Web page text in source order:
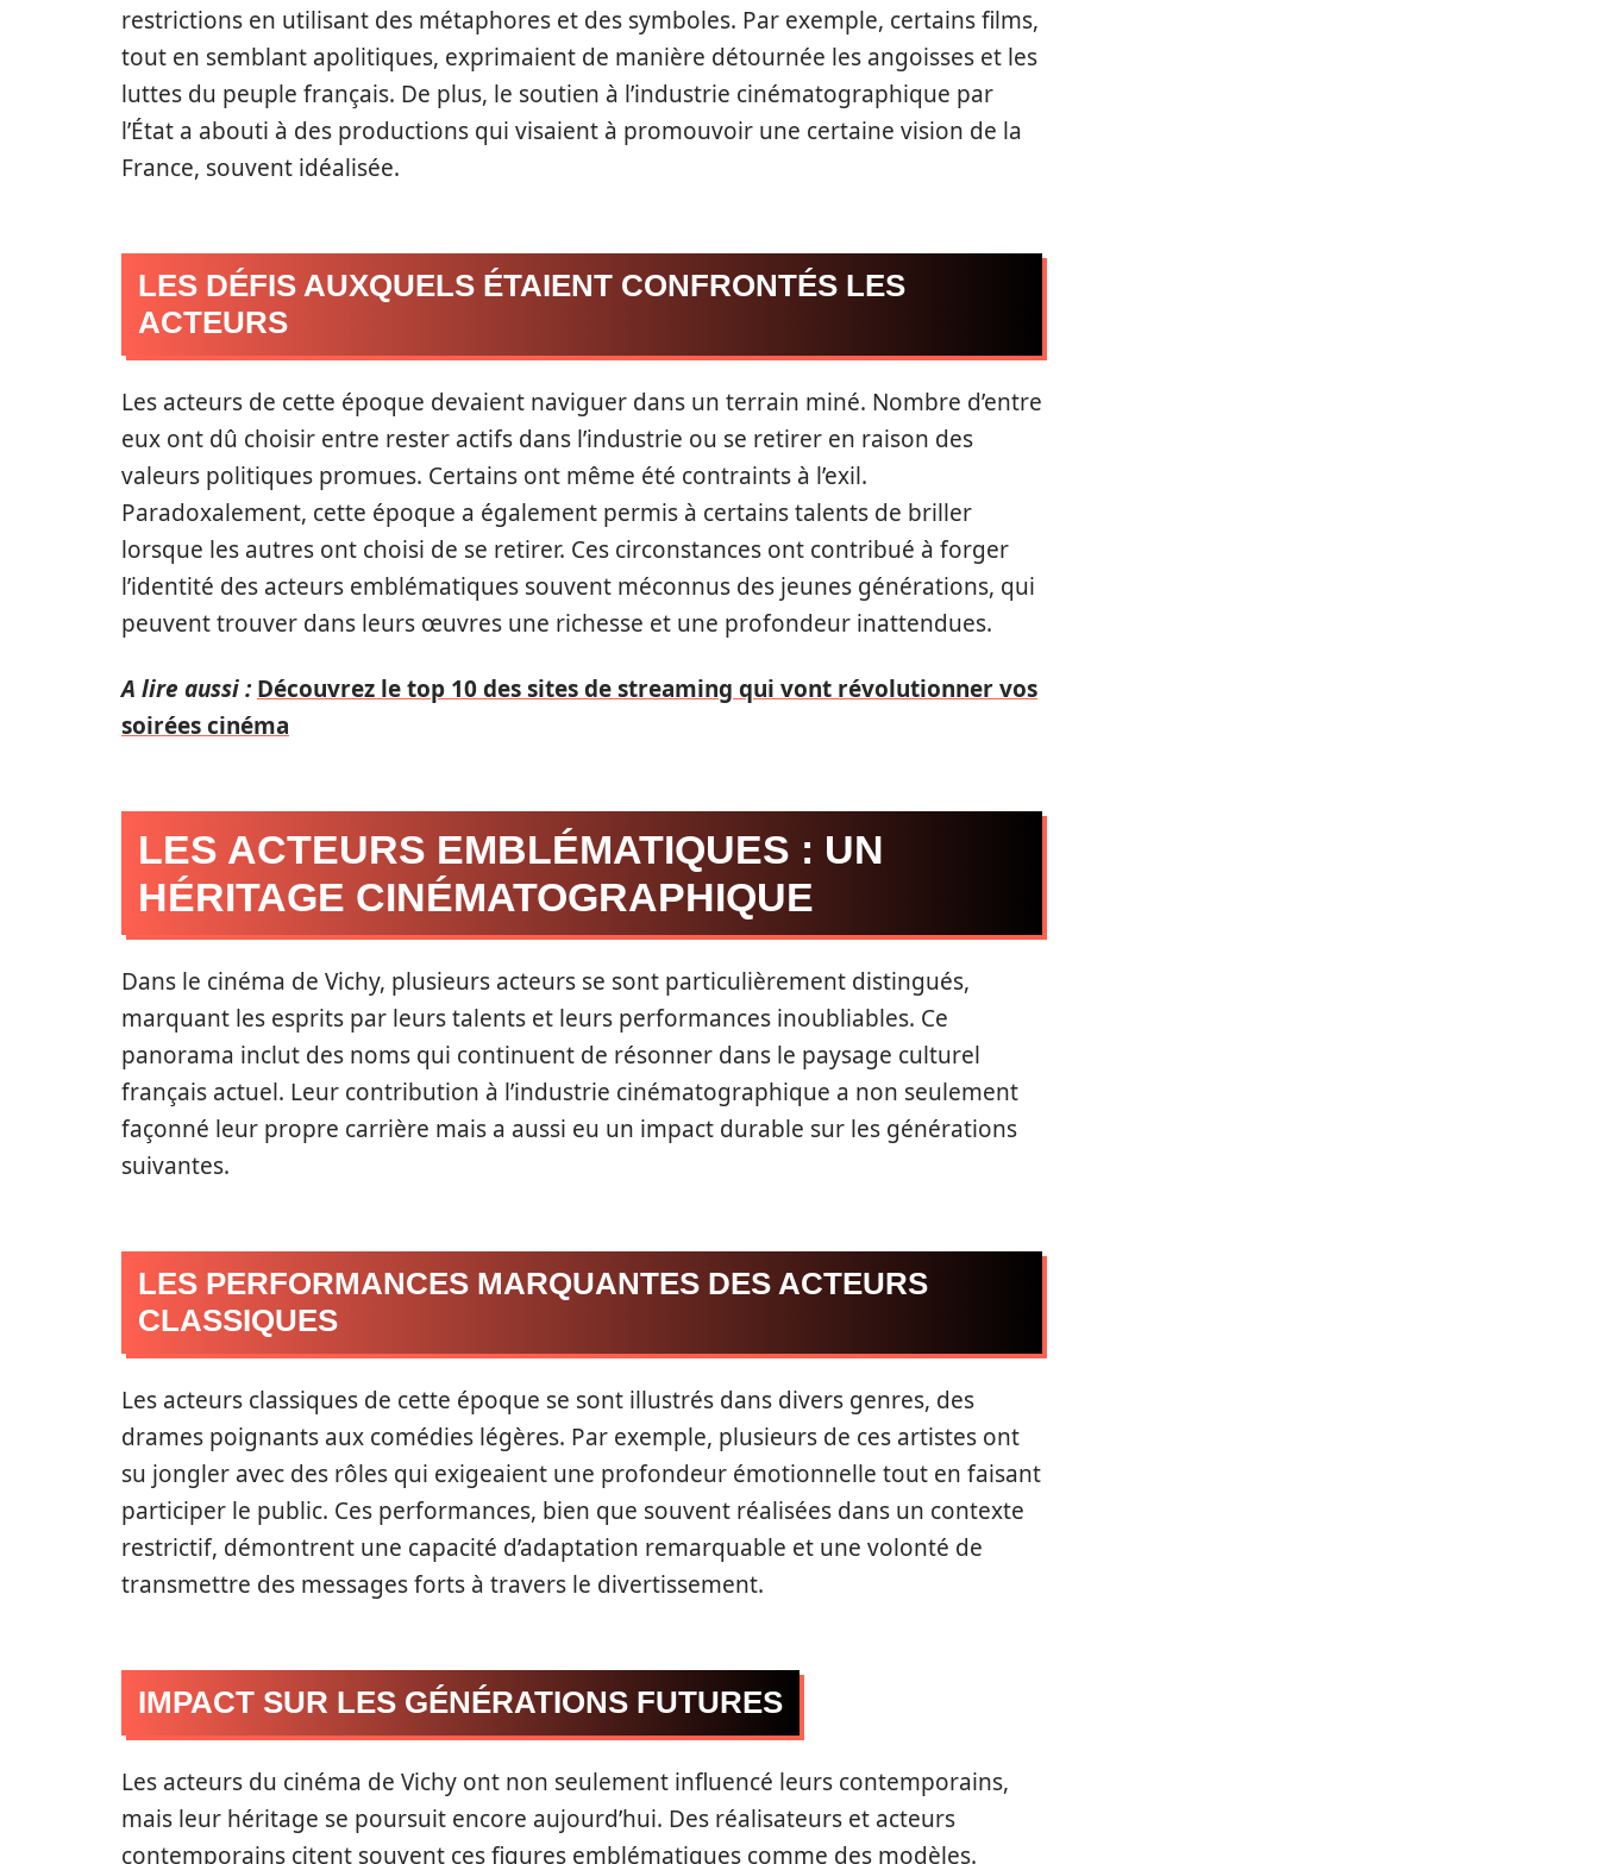
restrictions en utilisant des métaphores et des symboles. Par exemple, certains films,
tout en semblant apolitiques, exprimaient de manière détournée les angoisses et les
luttes du peuple français. De plus, le soutien à l’industrie cinématographique par
l’État a abouti à des productions qui visaient à promouvoir une certaine vision de la
France, souvent idéalisée.
LES DÉFIS AUXQUELS ÉTAIENT CONFRONTÉS LES
ACTEURS
Les acteurs de cette époque devaient naviguer dans un terrain miné. Nombre d’entre
eux ont dû choisir entre rester actifs dans l’industrie ou se retirer en raison des
valeurs politiques promues. Certains ont même été contraints à l’exil.
Paradoxalement, cette époque a également permis à certains talents de briller
lorsque les autres ont choisi de se retirer. Ces circonstances ont contribué à forger
l’identité des acteurs emblématiques souvent méconnus des jeunes générations, qui
peuvent trouver dans leurs œuvres une richesse et une profondeur inattendues.
A lire aussi : Découvrez le top 10 des sites de streaming qui vont révolutionner vos
soirées cinéma
LES ACTEURS EMBLÉMATIQUES : UN
HÉRITAGE CINÉMATOGRAPHIQUE
Dans le cinéma de Vichy, plusieurs acteurs se sont particulièrement distingués,
marquant les esprits par leurs talents et leurs performances inoubliables. Ce
panorama inclut des noms qui continuent de résonner dans le paysage culturel
français actuel. Leur contribution à l’industrie cinématographique a non seulement
façonné leur propre carrière mais a aussi eu un impact durable sur les générations
suivantes.
LES PERFORMANCES MARQUANTES DES ACTEURS
CLASSIQUES
Les acteurs classiques de cette époque se sont illustrés dans divers genres, des
drames poignants aux comédies légères. Par exemple, plusieurs de ces artistes ont
su jongler avec des rôles qui exigeaient une profondeur émotionnelle tout en faisant
participer le public. Ces performances, bien que souvent réalisées dans un contexte
restrictif, démontrent une capacité d’adaptation remarquable et une volonté de
transmettre des messages forts à travers le divertissement.
IMPACT SUR LES GÉNÉRATIONS FUTURES
Les acteurs du cinéma de Vichy ont non seulement influencé leurs contemporains,
mais leur héritage se poursuit encore aujourd’hui. Des réalisateurs et acteurs
contemporains citent souvent ces figures emblématiques comme des modèles.